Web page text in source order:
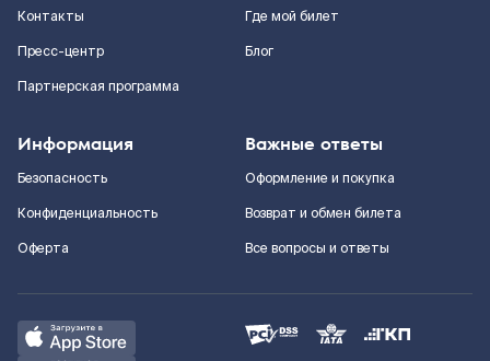
Контакты
Пресс-центр
Партнерская программа
Где мой билет
Блог
Информация
Безопасность
Конфиденциальность
Оферта
Важные ответы
Оформление и покупка
Возврат и обмен билета
Все вопросы и ответы